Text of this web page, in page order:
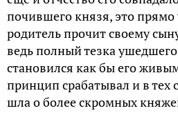
почившего князя, это прямо
родитель прочит своему
ведь полный тезка
становился как бы его
принцип срабатывал и в тех
шла о более скромных